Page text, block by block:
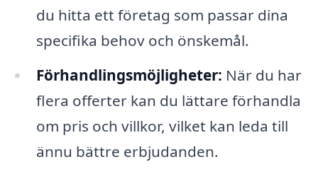
du hitta ett företag som passar dina
specifika behov och önskemål.
Förhandlingsmöjligheter: När du har
flera offerter kan du lättare förhandla
om pris och villkor, vilket kan leda till
ännu bättre erbjudanden.